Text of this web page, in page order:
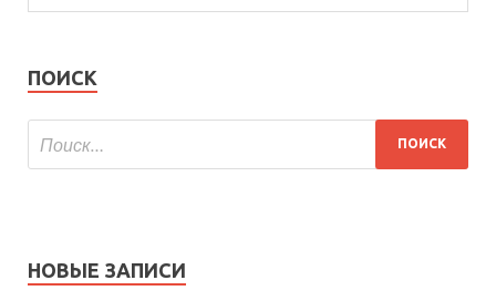
ПОИСК
НОВЫЕ ЗАПИСИ